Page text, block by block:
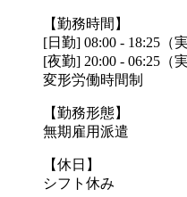
【勤務時間】
[日勤] 08:00 - 18:25（
[夜勤] 20:00 - 06:25（
変形労働時間制
【勤務形態】
無期雇用派遣
【休日】
シフト休み